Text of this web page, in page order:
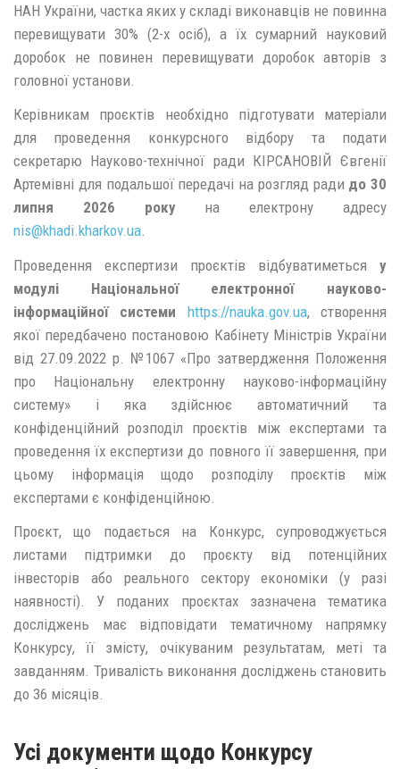
НАН України, частка яких у складі виконавців не повинна
перевищувати 30% (2-х осіб), а їх сумарний науковий
доробок не повинен перевищувати доробок авторів з
головної установи.
Керівникам проєктів необхідно підготувати матеріали
для проведення конкурсного відбору та подати
секретарю Науково-технічної ради КІРСАНОВІЙ Євгенії
Артемівні для подальшої передачі на розгляд ради до 30
липня 2026 рокуна електрону адресу
nis@khadi.kharkov.ua.
Проведення експертизи проєктів відбуватиметься у
модулі Національної електронної науково-
інформаційної системи
https://nauka.gov.ua, створення
якої передбачено постановою Кабінету Міністрів України
від 27.09.2022 р. №1067 «Про затвердження Положення
про Національну електронну науково-інформаційну
систему» і яка здійснює автоматичний та
конфіденційний розподіл проєктів між експертами та
проведення їх експертизи до повного її завершення, при
цьому інформація щодо розподілу проєктів між
експертами є конфіденційною.
Проєкт, що подається на Конкурс, супроводжується
листами підтримки до проєкту від потенційних
інвесторів або реального сектору економіки (у разі
наявності). У поданих проєктах зазначена тематика
досліджень має відповідати тематичному напрямку
Конкурсу, її змісту, очікуваним результатам, меті та
завданням. Тривалість виконання досліджень становить
до 36 місяців.
Усі документи щодо Конкурсу